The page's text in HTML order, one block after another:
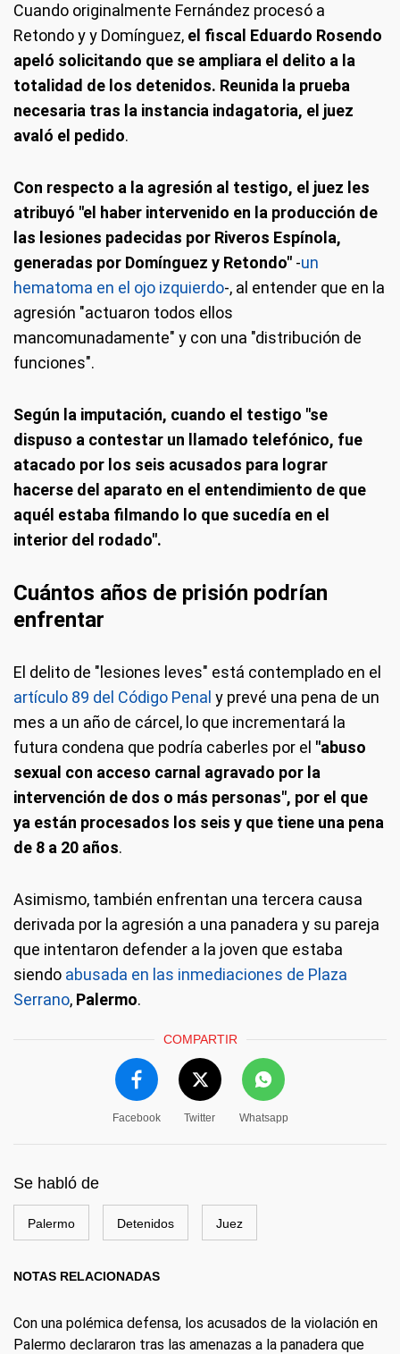
Cuando originalmente Fernández procesó a
Retondo y y Domínguez, el fiscal Eduardo Rosendo
apeló solicitando que se ampliara el delito a la
totalidad de los detenidos. Reunida la prueba
necesaria tras la instancia indagatoria, el juez
avaló el pedido.
Con respecto a la agresión al testigo, el juez les
atribuyó "el haber intervenido en la producción de
las lesiones padecidas por Riveros Espínola,
generadas por Domínguez y Retondo" -un
hematoma en el ojo izquierdo-, al entender que en la
agresión "actuaron todos ellos
mancomunadamente" y con una "distribución de
funciones".
Según la imputación, cuando el testigo "se
dispuso a contestar un llamado telefónico, fue
atacado por los seis acusados para lograr
hacerse del aparato en el entendimiento de que
aquél estaba filmando lo que sucedía en el
interior del rodado".
Cuántos años de prisión podrían
enfrentar
El delito de "lesiones leves" está contemplado en el
artículo 89 del Código Penal y prevé una pena de un
mes a un año de cárcel, lo que incrementará la
futura condena que podría caberles por el "abuso
sexual con acceso carnal agravado por la
intervención de dos o más personas", por el que
ya están procesados los seis y que tiene una pena
de 8 a 20 años.
Asimismo, también enfrentan una tercera causa
derivada por la agresión a una panadera y su pareja
que intentaron defender a la joven que estaba
siendo abusada en las inmediaciones de Plaza
Serrano, Palermo.
COMPARTIR
Facebook Twitter Whatsapp
Se habló de
Palermo Detenidos Juez
NOTAS RELACIONADAS
Con una polémica defensa, los acusados de la violación en
Palermo declararon tras las amenazas a la panadera que